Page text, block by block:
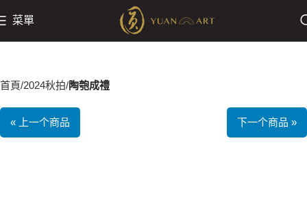
菜單
首頁 2024秋拍 陶匏成禮
« 上一个商品 下一个商品 »